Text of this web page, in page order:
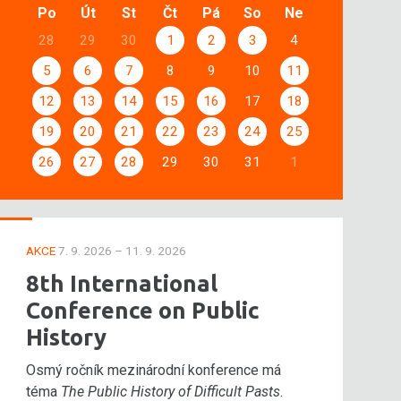
Po Út St Čt Pá So Ne
28 29 30 1 2 3
4
5
6 7 8 9 10
11
12
13 14 15 16 17
18
19
20 21 22 23 24
25
26
27 28 29 30 31 1
AKCE7. 9. 2026 – 11. 9. 2026
8th International
Conference on Public
History
Osmý ročník mezinárodní konference má
téma The Public History of Difficult Pasts.